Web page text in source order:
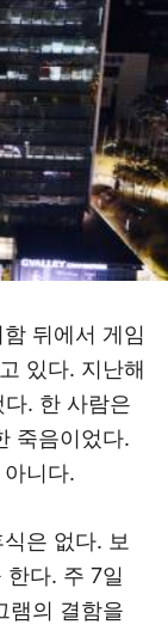
뒤에서 게임
있다. 지난해
. 한 사람은
죽음이었다.
니다.
은 없다. 보
다. 주 7일
램의 결함을